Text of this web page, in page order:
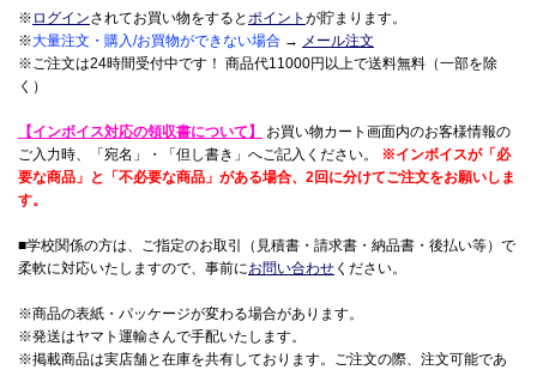
※ ログインされてお買い物をするとポイント が貯まります。
※大量注文・購入/お買物ができない場合 → メール注文
※ご注文は24時間受付中です！ 商品代11000円以上で送料無料（一部を除
く）
【インボイス対応の領収書について】
お買い物カート画面内のお客様情報の
ご入力時、「宛名」・「但し書き」へご記入ください。 ※インボイスが「必
要な商品」と「不必要な商品」がある場合、2回に分けてご注文をお願いしま
す。
■学校関係の方は、ご指定のお取引（見積書・請求書・納品書・後払い等）で
柔軟に対応いたしますので、事前にお問い合わせ ください。
※商品の表紙・パッケージが変わる場合があります。
※発送はヤマト運輸さんで手配いたします。
※掲載商品は実店舗と在庫を共有しております。ご注文の際、注文可能であ